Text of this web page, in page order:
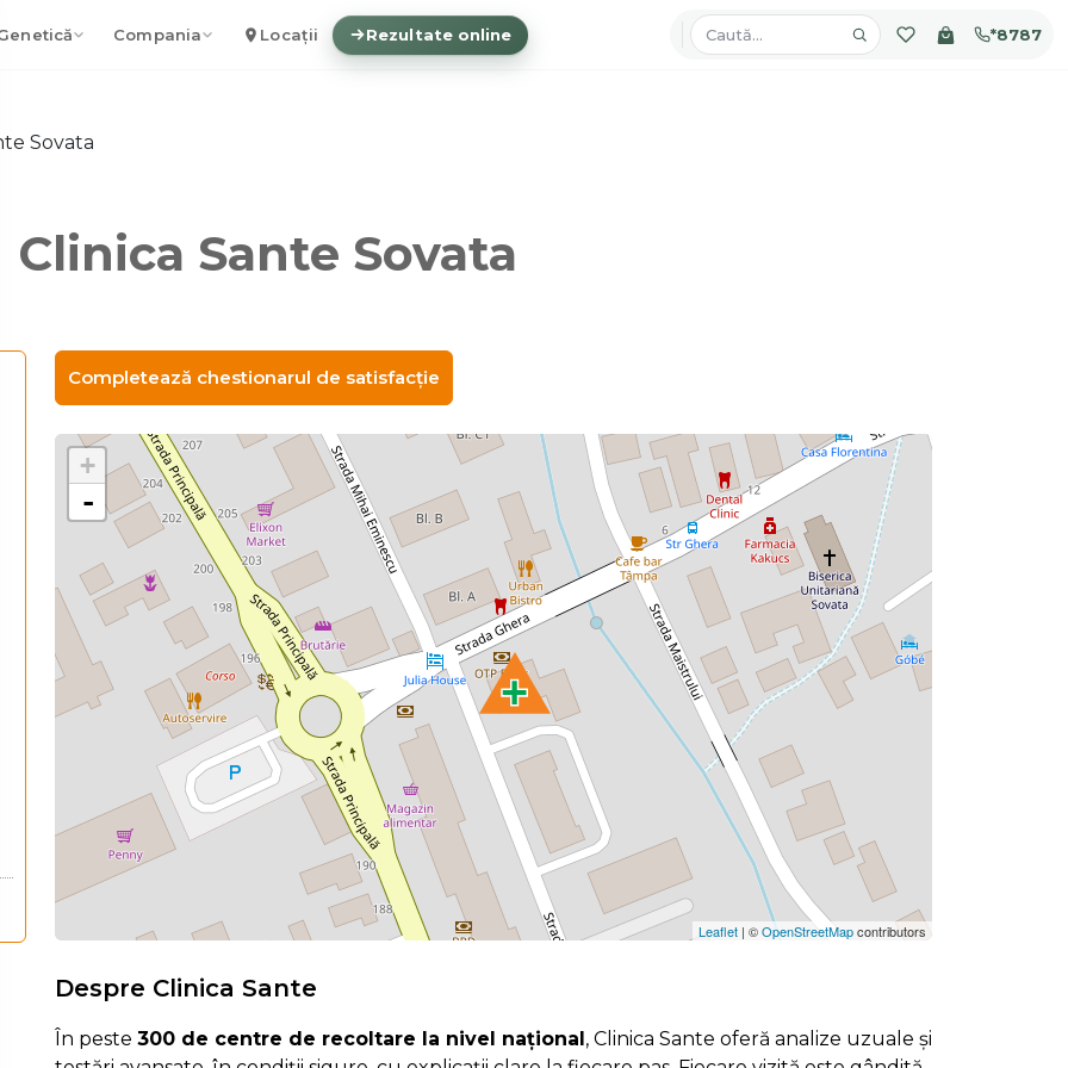
Compania Locații Rezultate online *8787
Sovata
Clinica Sante Sovata
Completează chestionarul de satisfacție
+
-
Leaflet | ©OpenStreetMapcontributors
Despre Clinica Sante
În peste 300 de centre de recoltare la nivel național, Clinica Sante oferă analize uzuale și